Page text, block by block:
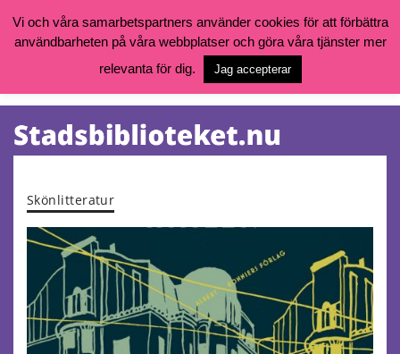
Vill du söka böcker, logga in på ditt bibliotekskonto eller nå övriga
goteborg.se/bibliotek
Öppettider, katalog och kontakt
Tjänster
Skönlitteratur
Vi och våra samarbetspartners använder cookies för att förbättra
användbarheten på våra webbplatser och göra våra tjänster mer
relevanta för dig.
Jag accepterar